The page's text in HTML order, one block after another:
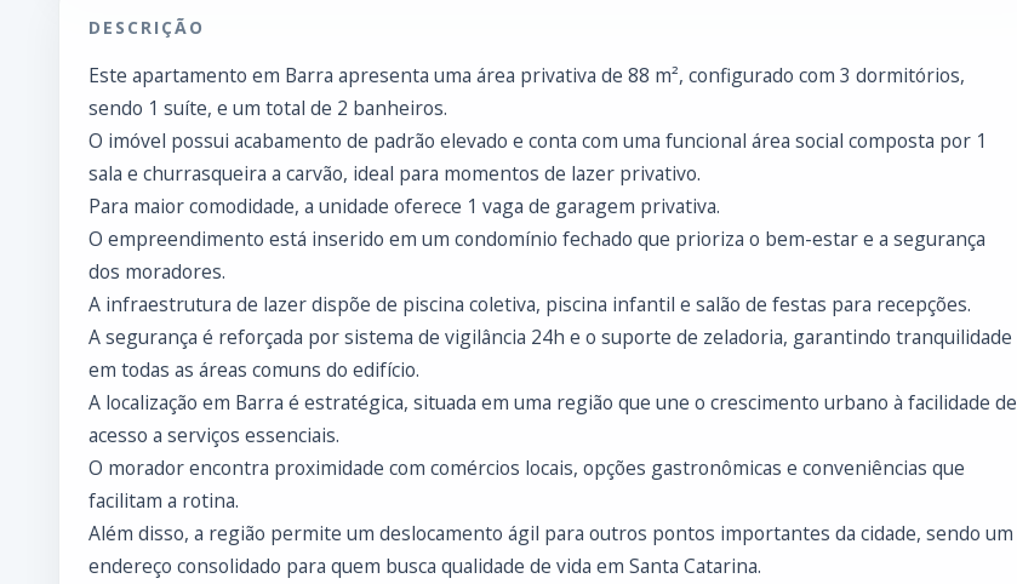
DESCRIÇÃO
Este apartamento em Barra apresenta uma área privativa de 88 m², configurado com 3 dormitórios,
sendo 1 suíte, e um total de 2 banheiros.
O imóvel possui acabamento de padrão elevado e conta com uma funcional área social composta por 1
sala e churrasqueira a carvão, ideal para momentos de lazer privativo.
Para maior comodidade, a unidade oferece 1 vaga de garagem privativa.
O empreendimento está inserido em um condomínio fechado que prioriza o bem-estar e a segurança
dos moradores.
A infraestrutura de lazer dispõe de piscina coletiva, piscina infantil e salão de festas para recepções.
A segurança é reforçada por sistema de vigilância 24h e o suporte de zeladoria, garantindo tranquilidade
em todas as áreas comuns do edifício.
A localização em Barra é estratégica, situada em uma região que une o crescimento urbano à facilidade de
acesso a serviços essenciais.
O morador encontra proximidade com comércios locais, opções gastronômicas e conveniências que
facilitam a rotina.
Além disso, a região permite um deslocamento ágil para outros pontos importantes da cidade, sendo um
endereço consolidado para quem busca qualidade de vida em Santa Catarina.